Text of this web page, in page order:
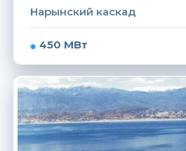
Нарынский каскад
450 МВт